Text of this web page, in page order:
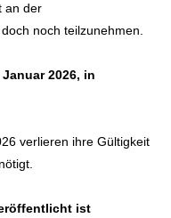
an der
noch teilzunehmen.
2026, in
verlieren ihre Gültigkeit
ist